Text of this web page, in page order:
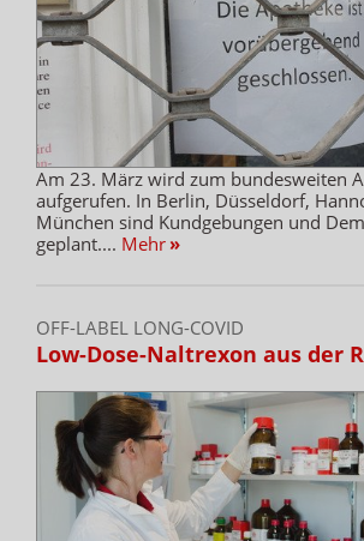
Am 23. März wird zum bundesweiten
aufgerufen. In Berlin, Düsseldorf,
München sind Kundgebungen und
geplant.... Mehr »
OFF-LABEL LONG-COVID
Low-Dose-Naltrexon aus der